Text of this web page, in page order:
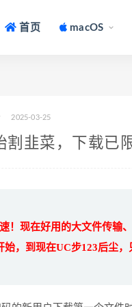
首页 macOS
2025-03-25
割韭菜，下载已
！现在好用的大文件传输
始，到现在UC步123后尘